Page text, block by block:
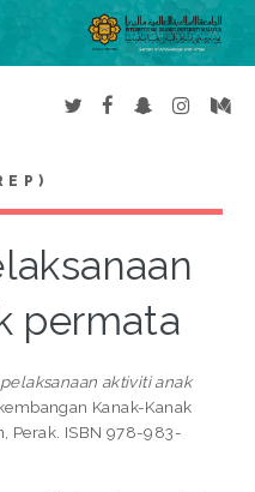
permata
aktiviti anak
Kanak-Kanak
Perak. ISBN 978-983-